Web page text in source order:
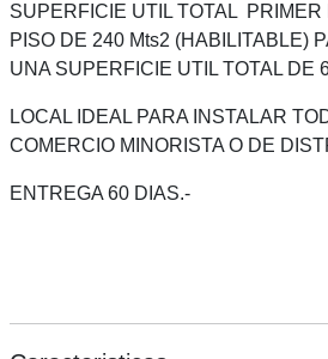
SUPERFICIE UTIL TOTAL PRIMER
PISO DE 240 Mts2 (HABILITABLE)
UNA SUPERFICIE UTIL TOTAL DE
LOCAL IDEAL PARA INSTALAR
COMERCIO MINORISTA O DE
ENTREGA 60 DIAS.-